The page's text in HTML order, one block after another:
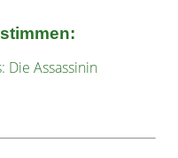
Die Assassinin